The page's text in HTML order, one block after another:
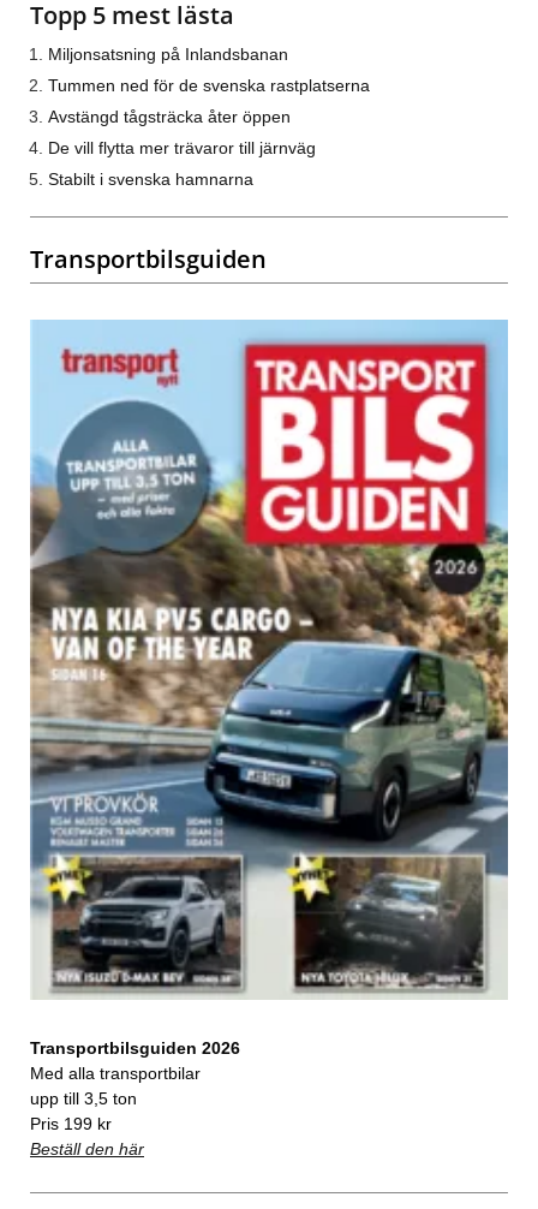
Topp 5 mest lästa
Miljonsatsning på Inlandsbanan
Tummen ned för de svenska rastplatserna
Avstängd tågsträcka åter öppen
De vill flytta mer trävaror till järnväg
Stabilt i svenska hamnarna
Transportbilsguiden
Transportbilsguiden 2026
Med alla transportbilar
upp till 3,5 ton
Pris 199 kr
Beställ den här